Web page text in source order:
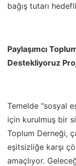
bağış tutarı
Paylaşımcı
Destekliyoruz
Temelde "sosyal
için kurulmuş bir
Toplum Derneği,
eşitsizliğe karşı
amaçlıyor.